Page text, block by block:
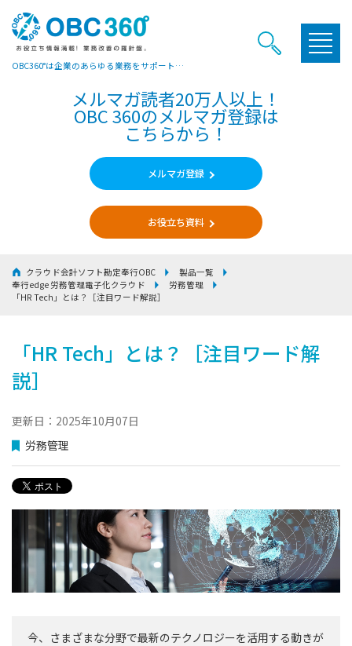
OBC360°は企業のあらゆる業務をサポートするヒントやお役立ち情報をご提供しています
メルマガ読者20万人以上！
OBC 360のメルマガ登録は
こちらから！
メルマガ登録
お役立ち資料
クラウド会計ソフト勘定奉行OBC
製品一覧
奉行edge 労務管理電子化クラウド
労務管理
「HR Tech」とは？［注目ワード解説］
「HR Tech」とは？［注目ワード解
説］
更新日：2025年10月07日
労務管理
今、さまざまな分野で最新のテクノロジーを活用する動きが